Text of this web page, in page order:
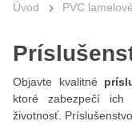
Úvod PVC
Objavte kvalitné
ktoré zabezpečí ich
životnosť.